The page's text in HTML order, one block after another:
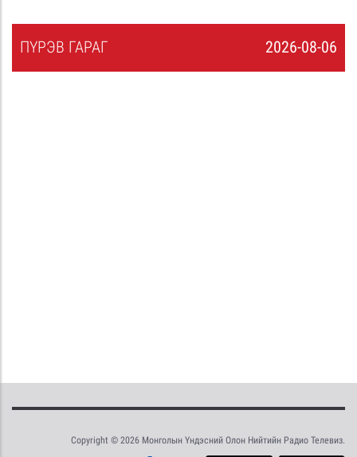
2026-08-06
ПҮРЭВ ГАРАГ
Copyright © 2026 Монголын Үндэсний Олон Нийтийн Радио Телевиз.